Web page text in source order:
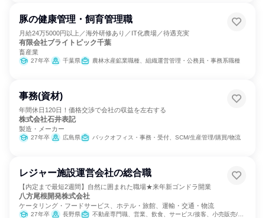
豚の健康管理・飼育管理職
月給24万5000円以上／海外研修あり／IT化農場／待遇充実
有限会社ブライトピック千葉
畜産業
27年卒 千葉県 農林水産鉱業職種、組織運営管理・公務員・事務系職種
事務(資材)
年間休日120日！価格交渉で会社の収益を左右する
株式会社石井表記
製造・メーカー
27年卒 広島県 バックオフィス・事務・受付、SCM/生産管理/購買/物流
レジャー施設運営会社の総合職
【内定まで最短2週間】自然に囲まれた職場★来年新ゴンドラ開業
八方尾根開発株式会社
ケータリング・フードサービス、ホテル・旅館、運輸・交通・物流
27年卒 長野県 不動産専門職、営業、飲食、サービス/接客、小売販売/流通、交通/運輸、SCM/生産管理/購買/物流、経理/税務/財務、人事、総務、マーケティング・広告・宣伝